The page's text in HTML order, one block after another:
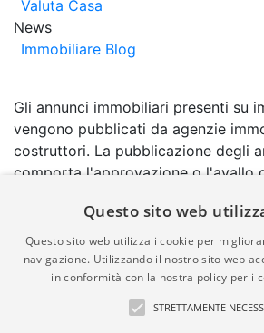
Valuta Casa
News
Immobiliare Blog
Gli annunci immobiliari presenti su
vengono pubblicati da agenzie
costruttori. La pubblicazione degli
comporta l'approvazione o l'avallo
garanzia da parte di quest'ultima.
quindi non è responsabile della
correttezza, della completezza,
materia di privacy e/o di alcun
suddetti annunci.
Questo sito web
Questo sito web utilizza i cookie per
navigazione. Utilizzando il nostro sito web
in conformità con la nostra policy per i
STRETTAMENTE